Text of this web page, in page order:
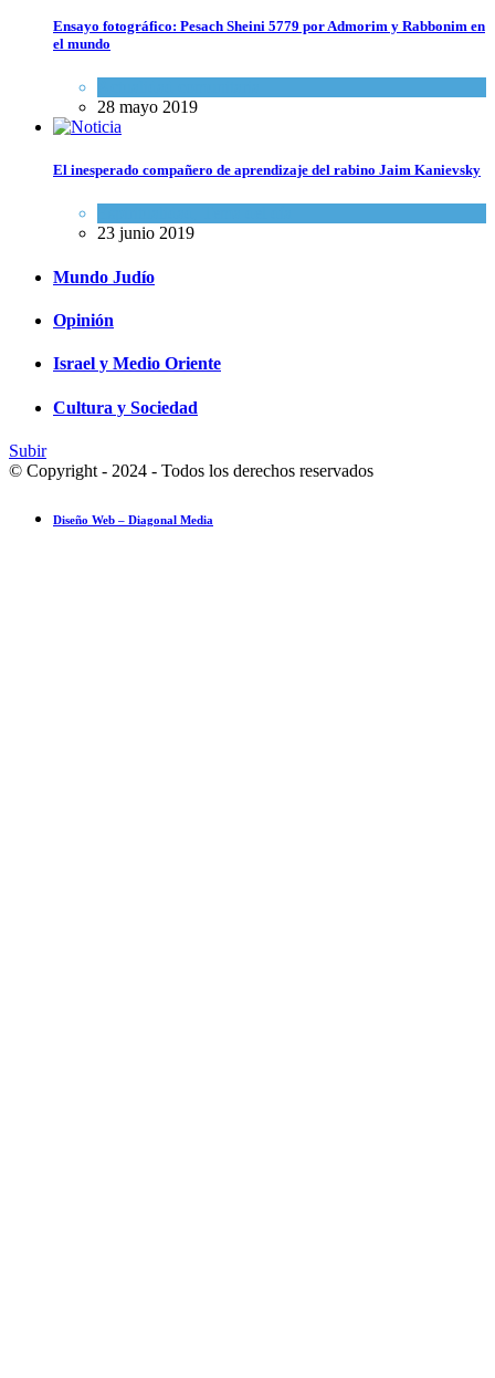
Ensayo fotográfico: Pesach Sheini 5779 por Admorim y Rabbonim en
el mundo
28 mayo 2019
El inesperado compañero de aprendizaje del rabino Jaim Kanievsky
23 junio 2019
Mundo Judío
Opinión
Israel y Medio Oriente
Cultura y Sociedad
Subir
© Copyright - 2024 - Todos los derechos reservados
Diseño Web – Diagonal Media